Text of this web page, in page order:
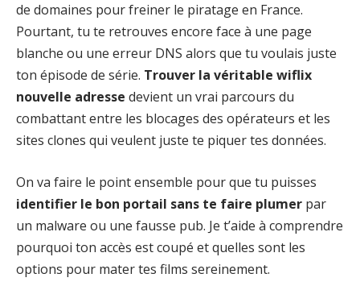
de domaines pour freiner le piratage en France.
Pourtant, tu te retrouves encore face à une page
blanche ou une erreur DNS alors que tu voulais juste
ton épisode de série. Trouver la véritable wiflix
nouvelle adresse devient un vrai parcours du
combattant entre les blocages des opérateurs et les
sites clones qui veulent juste te piquer tes données.
On va faire le point ensemble pour que tu puisses
identifier le bon portail sans te faire plumer par
un malware ou une fausse pub. Je t’aide à comprendre
pourquoi ton accès est coupé et quelles sont les
options pour mater tes films sereinement.